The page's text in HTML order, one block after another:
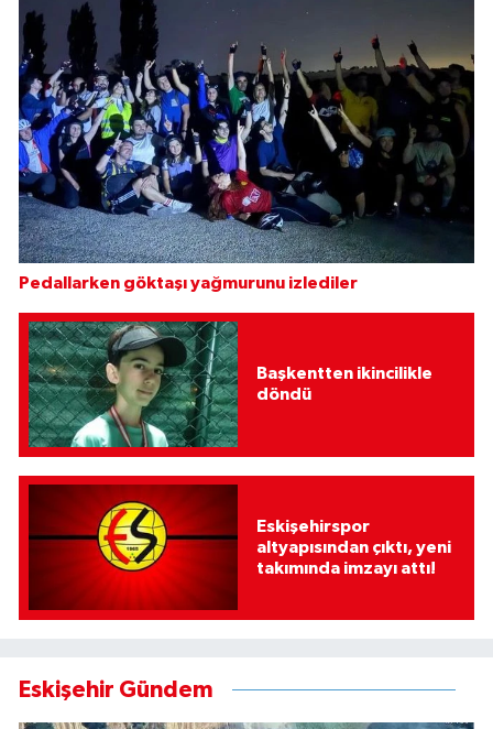
Pedallarken göktaşı yağmurunu izlediler
Başkentten ikincilikle
döndü
Eskişehirspor
altyapısından çıktı, yeni
takımında imzayı attı!
Eskişehir Gündem